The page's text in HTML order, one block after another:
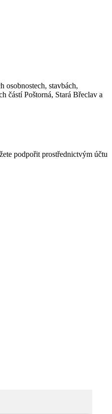
osobnostech, stavbách,
částí Poštorná, Stará Břeclav a
podpořit prostřednictvým účtu